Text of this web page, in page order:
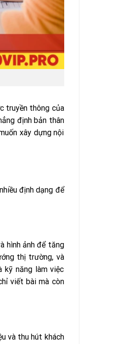
truyền thông của
định bản thân
xây dựng nội
định dạng để
hình ảnh để tăng
thị trường, và
kỹ năng làm việc
viết bài mà còn
và thu hút khách